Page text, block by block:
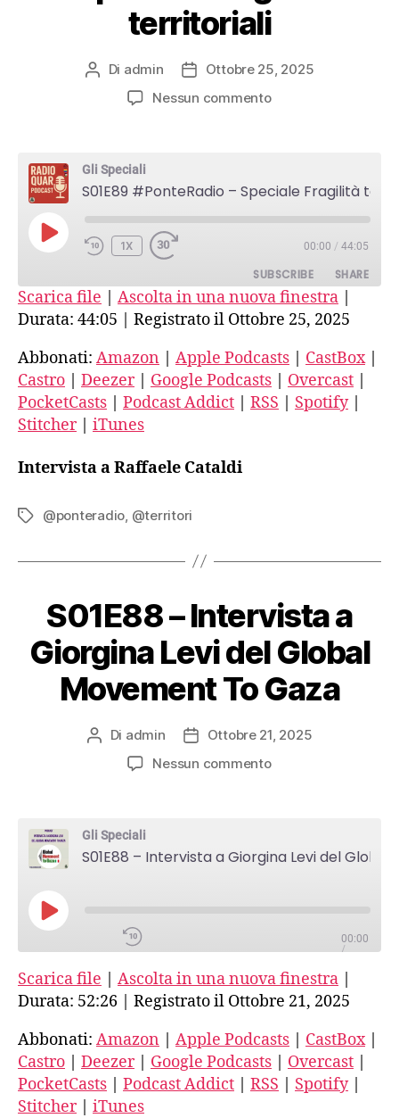
territoriali
Autore
articolo
Di admin
Data
dell'articolo
Ottobre 25, 2025
Nessun commentosu
Fragilità
territoriali
Gli Speciali
PLAY
EPISODE
1X 00:00 / 44:05
SUBSCRIBE SHARE
Amazon Apple Podcasts
CastBox Castro
Deezer Google Podcasts
Overcast PocketCasts
Podcast Addict
RSS FEED
SHARE
LINK
EMBED
Scarica file Ascolta in una nuova finestra
Durata: 44:05
Registrato il Ottobre 25, 2025
Abbonati: Amazon Apple Podcasts CastBox|
Castro
Deezer| Google Podcasts Overcast
PocketCasts
Podcast Addict RSS Spotify|
Stitcher| iTunes
Intervista a Raffaele Cataldi
Tag @ponteradio @territori
S01E88 – Intervista a
Giorgina Levi del Global
Movement To Gaza
Autore
articolo
Di admin
DataOttobre 21, 2025
Nessun commentosu
Giorgina
Gaza
Gli Speciali
PLAY
EPISODE
1X
00:00
/
52:26
SUBSCRIBE
SHARE
Apple Podcasts
SHARE
LINK
Scarica file | Ascolta in una nuova finestra |
Durata: 52:26 | Registrato il Ottobre 21, 2025
Abbonati: Amazon | Apple Podcasts | CastBox|
Castro | Deezer| Google Podcasts | Overcast |
PocketCasts | Podcast Addict | RSS | Spotify|
Stitcher| iTunes